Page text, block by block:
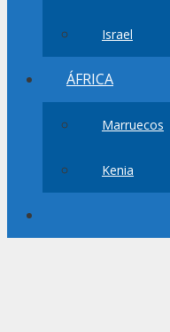
Israel
ÁFRICA
Marruecos
Kenia